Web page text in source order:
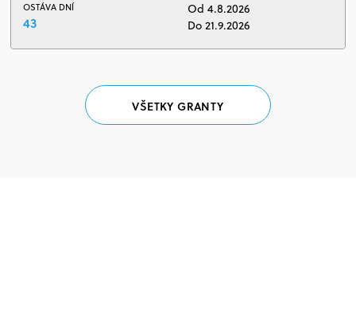
OSTÁVA DNÍ
43
Od 4.8.2026
Do 21.9.2026
VŠETKY GRANTY